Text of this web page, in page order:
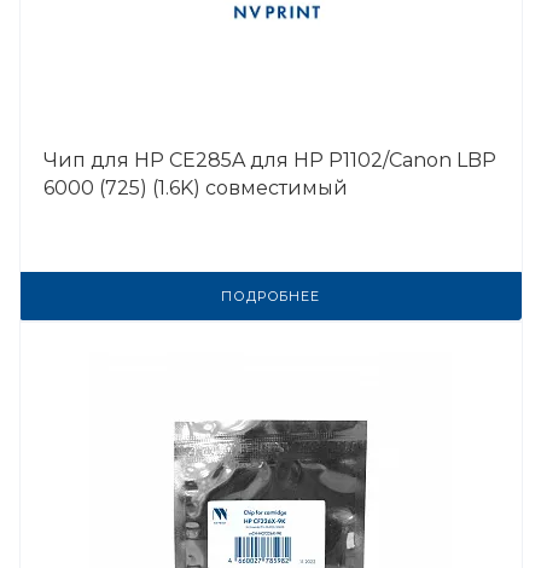
Чип для HP CE285A для HP P1102/Canon LBP
6000 (725) (1.6K) совместимый
ПОДРОБНЕЕ